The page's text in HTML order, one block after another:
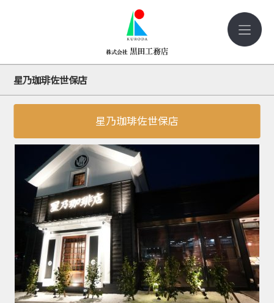
星乃珈琲佐世保店
星乃珈琲佐世保店